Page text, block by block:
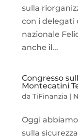
sulla
con i delegati
nazionale
anche il...
Congresso
Montecatini
da TiFinanzia|
Oggi
sulla